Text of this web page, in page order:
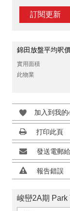
訂閱更新
錦田放盤平均呎
實用面積
此物業
加入到我
打印此頁
發送電郵
報告錯誤
峻巒2A期 Park